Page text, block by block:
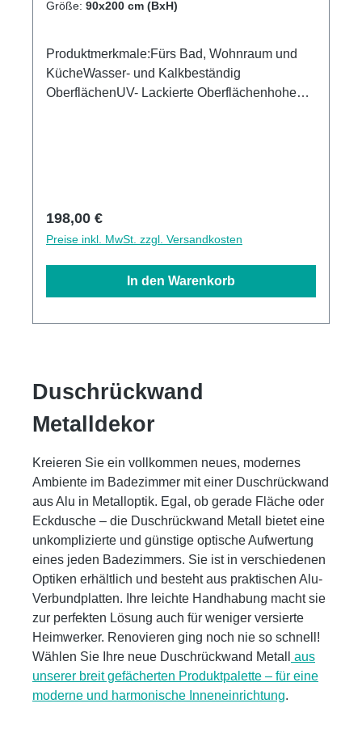
Größe: 90x200 cm (BxH)
Produktmerkmale:Fürs Bad, Wohnraum und
KücheWasser- und Kalkbeständig
OberflächenUV- Lackierte Oberflächenhohe
Regulärer Preis:
198,00 €
Preise inkl. MwSt. zzgl. Versandkosten
In den Warenkorb
Duschrückwand
Metalldekor
Kreieren Sie ein vollkommen neues, modernes
Ambiente im Badezimmer mit einer Duschrückwand
aus Alu in Metalloptik. Egal, ob gerade Fläche oder
Eckdusche – die Duschrückwand Metall bietet eine
unkomplizierte und günstige optische Aufwertung
eines jeden Badezimmers. Sie ist in verschiedenen
Optiken erhältlich und besteht aus praktischen Alu-
Verbundplatten. Ihre leichte Handhabung macht sie
zur perfekten Lösung auch für weniger versierte
Heimwerker. Renovieren ging noch nie so schnell!
Wählen Sie Ihre neue Duschrückwand Metall
aus
unserer breit gefächerten Produktpalette – für eine
moderne und harmonische Inneneinrichtung.